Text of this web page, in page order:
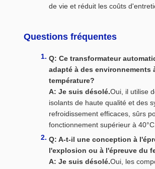
de vie et réduit les coûts
Questions fréquentes
Q: Ce transformateur
adapté à des environnements
température?
A: Je suis désolé.Oui, il utilise
isolants de haute qualité et des
refroidissement efficaces, sûrs
fonctionnement supérieur à
Q: A-t-il une conception à
l'explosion ou à l'épreuve du
A: Je suis désolé.Oui, les